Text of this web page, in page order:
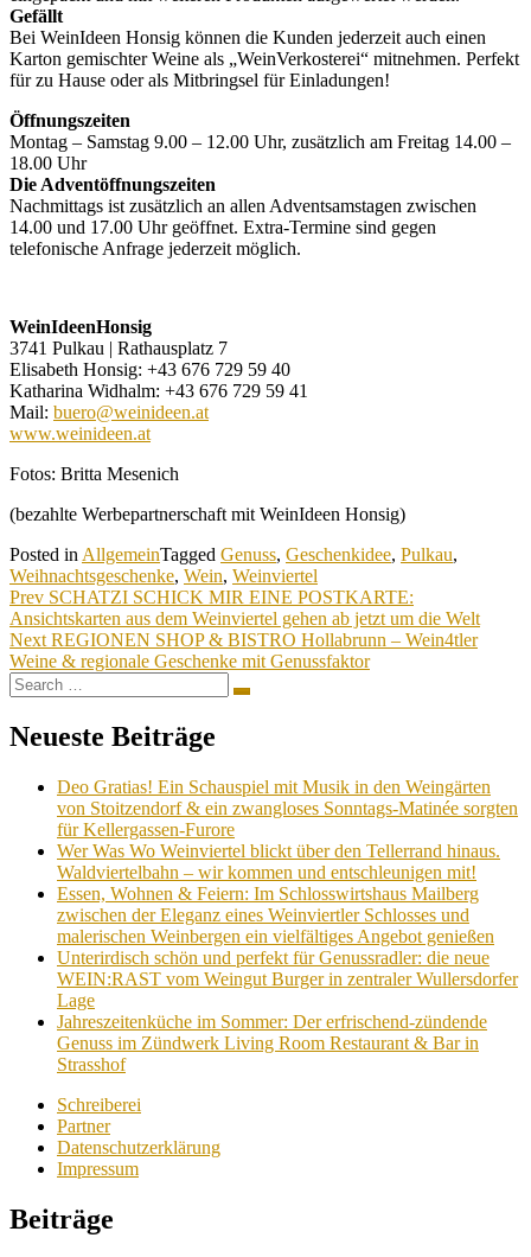
Gefällt
Bei WeinIdeen Honsig können die Kunden jederzeit auch einen
Karton gemischter Weine als „WeinVerkosterei“ mitnehmen. Perfekt
für zu Hause oder als Mitbringsel für Einladungen!
Öffnungszeiten
Montag – Samstag 9.00 – 12.00 Uhr, zusätzlich am Freitag 14.00 –
18.00 Uhr
Die Adventöffnungszeiten
Nachmittags ist zusätzlich an allen Adventsamstagen zwischen
14.00 und 17.00 Uhr geöffnet. Extra-Termine sind gegen
telefonische Anfrage jederzeit möglich.
WeinIdeenHonsig
3741 Pulkau | Rathausplatz 7
Elisabeth Honsig: +43 676 729 59 40
Katharina Widhalm: +43 676 729 59 41
Mail: buero@weinideen.at
www.weinideen.at
Fotos: Britta Mesenich
(bezahlte Werbepartnerschaft mit WeinIdeen Honsig)
Posted in AllgemeinTagged Genuss, Geschenkidee, Pulkau,
Weihnachtsgeschenke, Wein, Weinviertel
Beitragsnavigation
Prev SCHATZI SCHICK MIR EINE POSTKARTE:
Ansichtskarten aus dem Weinviertel gehen ab jetzt um die Welt
Next REGIONEN SHOP & BISTRO Hollabrunn – Wein4tler
Weine & regionale Geschenke mit Genussfaktor
Search
for:
Search
Neueste Beiträge
Deo Gratias! Ein Schauspiel mit Musik in den Weingärten
von Stoitzendorf & ein zwangloses Sonntags-Matinée sorgten
für Kellergassen-Furore
Wer Was Wo Weinviertel blickt über den Tellerrand hinaus.
Waldviertelbahn – wir kommen und entschleunigen mit!
Essen, Wohnen & Feiern: Im Schlosswirtshaus Mailberg
zwischen der Eleganz eines Weinviertler Schlosses und
malerischen Weinbergen ein vielfältiges Angebot genießen
Unterirdisch schön und perfekt für Genussradler: die neue
WEIN:RAST vom Weingut Burger in zentraler Wullersdorfer
Lage
Jahreszeitenküche im Sommer: Der erfrischend-zündende
Genuss im Zündwerk Living Room Restaurant & Bar in
Strasshof
Schreiberei
Partner
Datenschutzerklärung
Impressum
Beiträge